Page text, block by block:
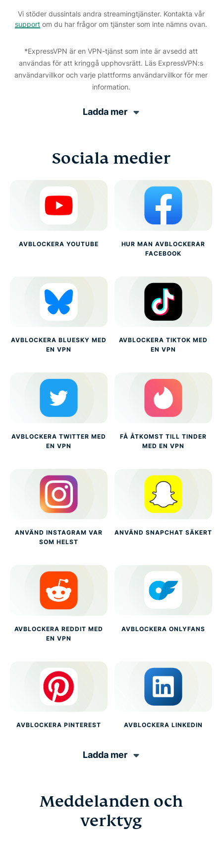
Vi stöder dussintals andra streamingtjänster. Kontakta vår
support om du har frågor om tjänster som inte nämns ovan.
*ExpressVPN är en VPN-tjänst som inte är avsedd att
användas för att kringgå upphovsrätt. Läs ExpressVPN:s
användarvillkor och varje plattforms användarvillkor för mer
information.
Ladda mer
Sociala medier
AVBLOCKERA YOUTUBE
HUR MAN AVBLOCKERAR
FACEBOOK
AVBLOCKERA BLUESKY MED
EN VPN
AVBLOCKERA TIKTOK MED
EN VPN
AVBLOCKERA TWITTER MED
EN VPN
FÅ ÅTKOMST TILL TINDER
MED EN VPN
ANVÄND INSTAGRAM VAR
SOM HELST
ANVÄND SNAPCHAT SÄKERT
AVBLOCKERA REDDIT MED
EN VPN
AVBLOCKERA ONLYFANS
AVBLOCKERA PINTEREST AVBLOCKERA LINKEDIN
Ladda mer
Meddelanden och
verktyg